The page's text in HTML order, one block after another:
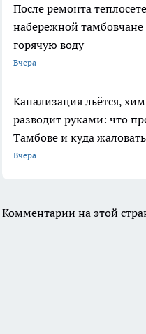
После ремонта
набережной
горячую воду
Вчера
Канализация льётся,
разводит руками: что
Тамбове и куда
Вчера
Комментарии на этой